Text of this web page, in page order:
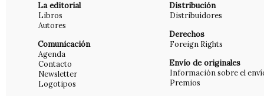
La editorial
Libros
Autores
Comunicación
Agenda
Contacto
Newsletter
Logotipos
Distribución
Distribuidores
Derechos
Foreign Rights
Envío de originales
Información sobre el
Premios